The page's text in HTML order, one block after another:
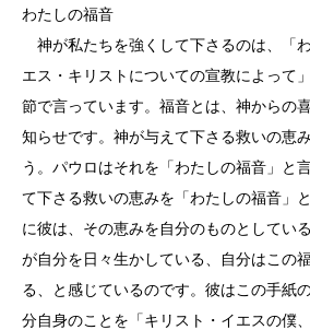
わたしの福音
神が私たちを強くして下さるのは、「
エス・キリストについての宣教によって
節で言っています。福音とは、神からの
知らせです。神が与えて下さる救いの恵
う。パウロはそれを「わたしの福音」と
て下さる救いの恵みを「わたしの福音」
に彼は、その恵みを自分のものとしてい
が自分を日々生かしている、自分はこの
る、と感じているのです。彼はこの手紙
分自身のことを「キリスト・イエスの僕